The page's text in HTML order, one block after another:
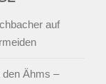
auf
den Ähms –